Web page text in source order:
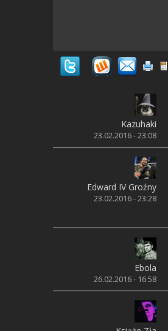
Kazuhaki
23.02.2016 - 23:08
Edward IV Groźny
23.02.2016 - 23:28
Ebola
26.02.2016 - 16:58